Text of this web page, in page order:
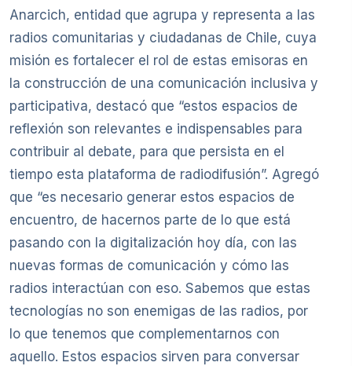
Anarcich, entidad que agrupa y representa a las
radios comunitarias y ciudadanas de Chile, cuya
misión es fortalecer el rol de estas emisoras en
la construcción de una comunicación inclusiva y
participativa, destacó que “estos espacios de
reflexión son relevantes e indispensables para
contribuir al debate, para que persista en el
tiempo esta plataforma de radiodifusión”. Agregó
que “es necesario generar estos espacios de
encuentro, de hacernos parte de lo que está
pasando con la digitalización hoy día, con las
nuevas formas de comunicación y cómo las
radios interactúan con eso. Sabemos que estas
tecnologías no son enemigas de las radios, por
lo que tenemos que complementarnos con
aquello. Estos espacios sirven para conversar